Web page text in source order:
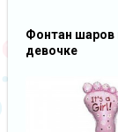
Фонтан шаров
девочке